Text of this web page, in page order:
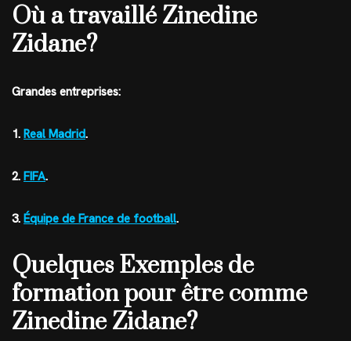
Où a travaillé Zinedine
Zidane?
Grandes entreprises:
1. Real Madrid.
2. FIFA.
3. Équipe de France de football.
Quelques Exemples de
formation pour être comme
Zinedine Zidane?